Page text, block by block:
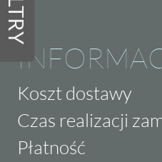
Koszt dostawy
Czas realizacji
Płatność